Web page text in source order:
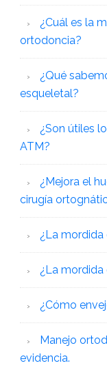
¿Cuál es la
ortodoncia?
¿Qué
esqueletal?
¿Son útiles
ATM?
¿Mejora el
cirugía
¿La
¿La
¿Cómo
Manejo
evidencia.